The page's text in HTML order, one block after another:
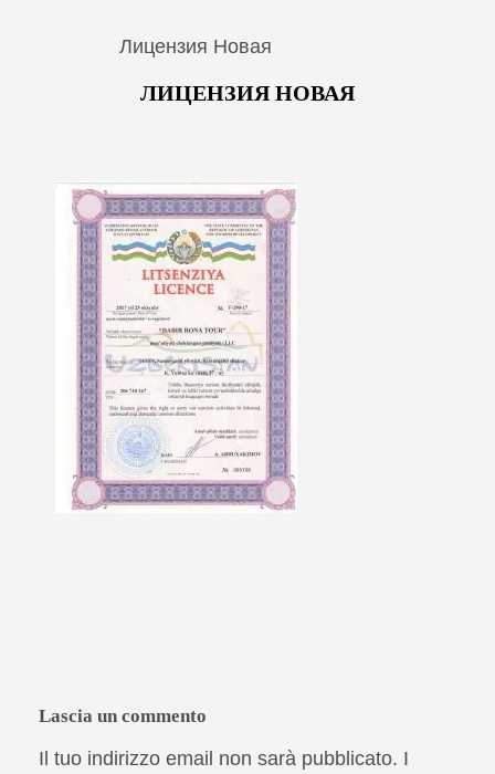
Лицензия Новая
ЛИЦЕНЗИЯ НОВАЯ
Lascia un commento
Il tuo indirizzo email non sarà pubblicato. I